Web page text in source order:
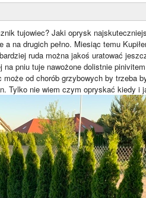
tujowiec? Jaki oprysk
a na drugich pełno. Miesiąc temu
ruda można jakoś uratować
na pniu tuje nawożone dolistnie
może od chorób grzybowych by trzeba
Tylko nie wiem czym opryskać kiedy i